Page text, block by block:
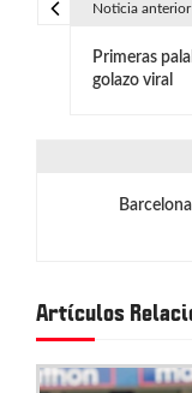
i
ó
Noticia anterior
Primeras
golazo viral
Artículos